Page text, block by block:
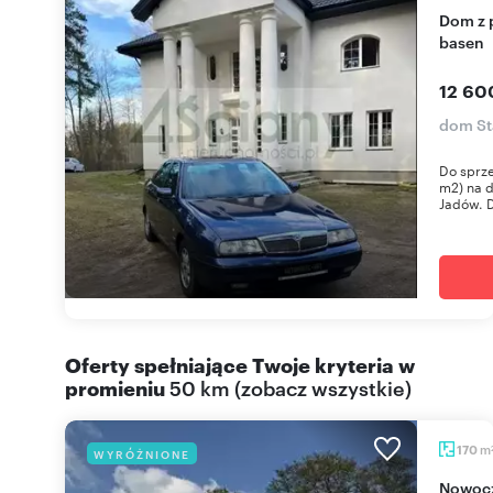
Dom z potencjałem pod hotel lub SPA, 15 pokoi,
basen
12
dom
Do
m2) na
Jadów.
Oferty spełniające Twoje kryteria w
promieniu50 km (zobacz wszystkie)
WYRÓŻNIONE 170 m
Nowoczesny dom 170 m² z garażem i ogrodem w